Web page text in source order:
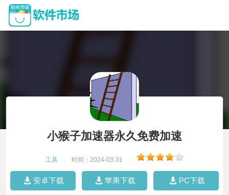
小猴子加速器永久免费加速
工具 时间：2024-03-31
安卓下载 苹果下载 PC下载